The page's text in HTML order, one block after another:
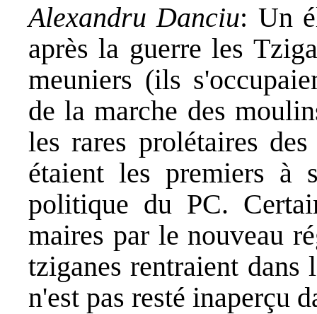
Alexandru Danciu: Un
après la guerre les
meuniers (ils
de la marche des
les rares prolétaires
étaient les premiers à
politique du PC.
maires par le nouveau
tziganes rentraient dans
n'est pas resté inaperçu